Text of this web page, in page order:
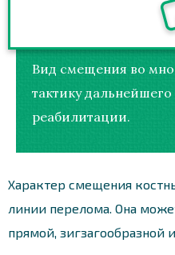
Вид смещения во
тактику
реабилитации.
Характер смещения
линии перелома. Она
прямой, зигзагообразной и